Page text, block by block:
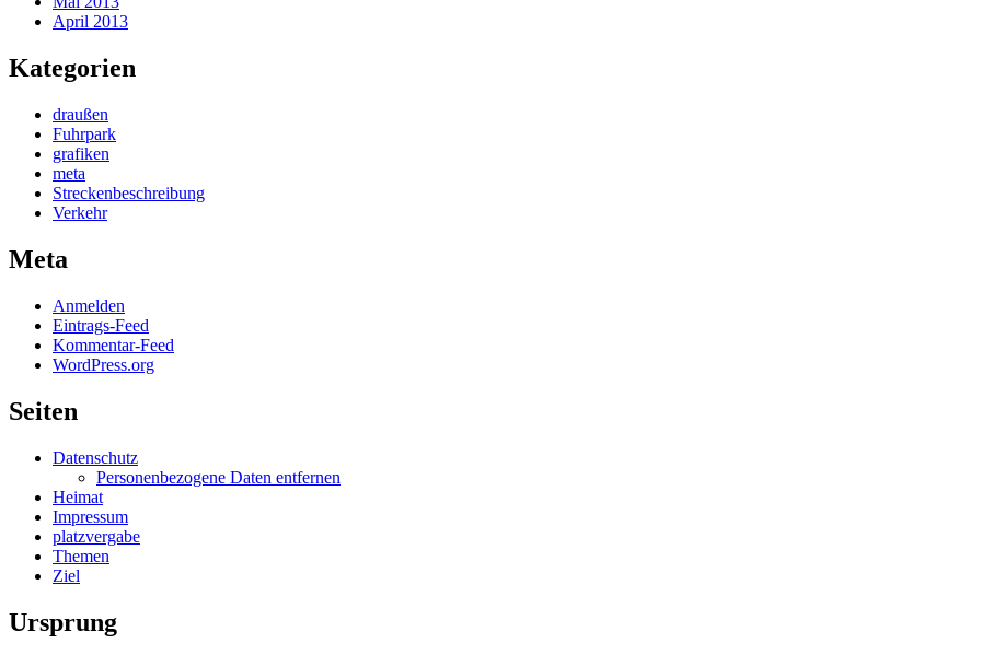
April 2013
Kategorien
draußen
Fuhrpark
grafiken
meta
Streckenbeschreibung
Verkehr
Meta
Anmelden
Eintrags-Feed
Kommentar-Feed
WordPress.org
Seiten
Datenschutz
Personenbezogene Daten entfernen
Heimat
Impressum
platzvergabe
Themen
Ziel
Ursprung